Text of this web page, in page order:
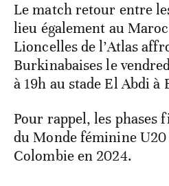
Le match retour entre
lieu également au
Lioncelles de l’Atlas
Burkinabaises le
à 19h au stade El Abdi à
Pour rappel, les phases
du Monde féminine
Colombie en 2024.